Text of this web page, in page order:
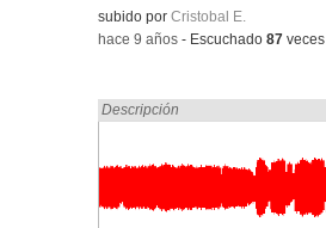
subido porCristobal E.
-hace 9 años - Escuchado87 veces
Encontrado «EducaMadrid» en:
Descripción